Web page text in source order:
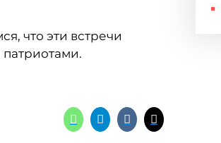
что эти встречи